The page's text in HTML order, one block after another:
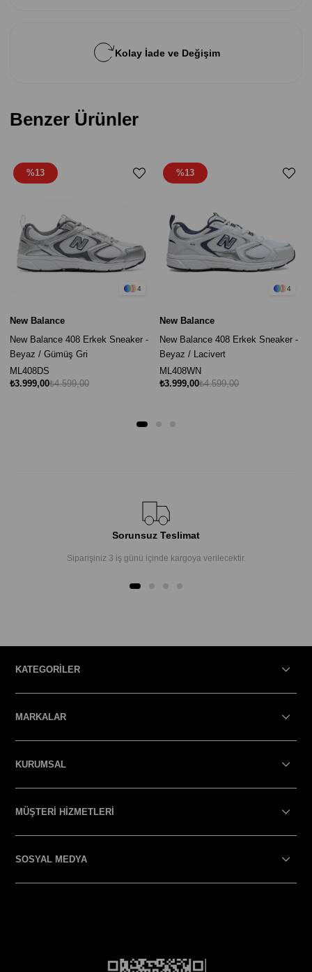
Kolay İade ve Değişim
Benzer Ürünler
4
New Balance
New Balance 408 Erkek Sneaker -
Beyaz / Gümüş Gri
ML408DS
₺3.999,00₺4.599,00
%13
4
New Balance
New Balance 408 Erkek Sneaker -
Beyaz / Lacivert
ML408WN
₺3.999,00₺4.599,00
%13
Sorunsuz Teslimat
Siparişiniz 3 iş günü içinde kargoya verilecektir.
KATEGORİLER
MARKALAR
KURUMSAL
MÜŞTERİ HİZMETLERİ
SOSYAL MEDYA